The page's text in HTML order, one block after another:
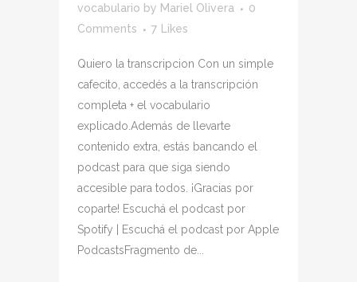
vocabulario by Mariel Olivera
0
Comments
7 Likes
Quiero la transcripcion Con un simple
cafecito, accedés a la transcripción
completa + el vocabulario
explicado.Además de llevarte
contenido extra, estás bancando el
podcast para que siga siendo
accesible para todos. ¡Gracias por
coparte! Escuchá el podcast por
Spotify | Escuchá el podcast por Apple
PodcastsFragmento de...